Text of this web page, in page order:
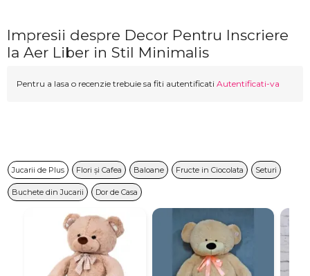
Impresii despre Decor Pentru Inscriere
la Aer Liber in Stil Minimalis
Pentru a lasa o recenzie trebuie sa fiti autentificati Autentificati-va
Jucarii de Plus Flori și Cafea Baloane Fructe in Ciocolata Seturi
Buchete din Jucarii Dor de Casa